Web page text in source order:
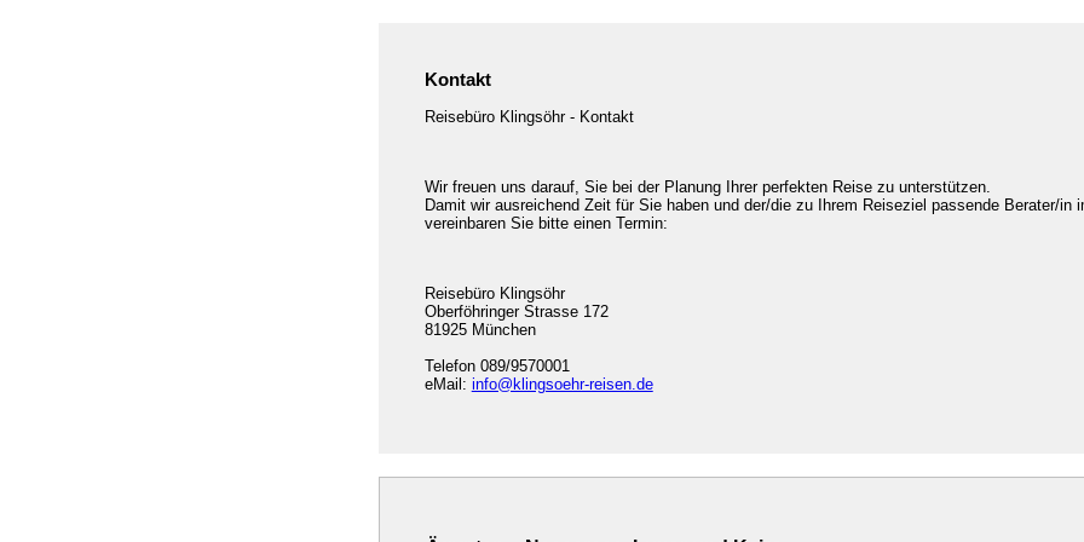
Kontakt
Reisebüro Klingsöhr - Kontakt
Wir freuen uns darauf, Sie bei der Planung Ihrer perfekten Reise zu unterstützen.
Damit wir ausreichend Zeit für Sie haben und der/die zu Ihrem Reiseziel passende Berater/in
vereinbaren Sie bitte einen Termin:
Reisebüro Klingsöhr
Oberföhringer Strasse 172
81925 München
Telefon 089/9570001
eMail: info@klingsoehr-reisen.de